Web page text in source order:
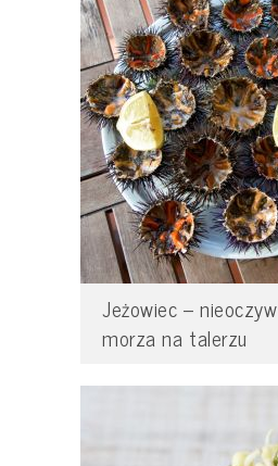
Jeżowiec –
morza na talerzu